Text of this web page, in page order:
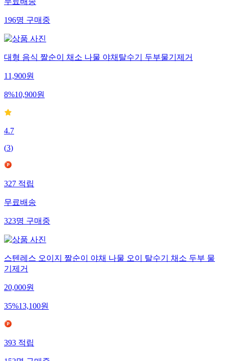
무료배송
196명구매중
대형 음식 짤순이 채소 나물 야채탈수기 두부물기제거
11,900원
8%10,900원
4.7
(3)
327적립
무료배송
323명구매중
스텐레스 오이지 짤순이 야채 나물 오이 탈수기 채소 두부 물
기제거
20,000원
35%13,100원
393적립